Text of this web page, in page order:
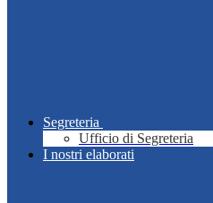
Segreteria
Ufficio di Segreteria
I nostri elaborati